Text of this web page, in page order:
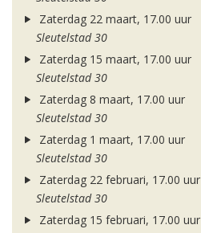
Zaterdag 22 maart, 17.00 uur
Sleutelstad 30
Zaterdag 15 maart, 17.00 uur
Sleutelstad 30
Zaterdag 8 maart, 17.00 uur
Sleutelstad 30
Zaterdag 1 maart, 17.00 uur
Sleutelstad 30
Zaterdag 22 februari, 17.00 uur
Sleutelstad 30
Zaterdag 15 februari, 17.00 uur